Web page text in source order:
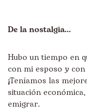
De la nostalgia…
Hubo un tiempo en
con mi esposo y
¡Teníamos las
situación
emigrar.